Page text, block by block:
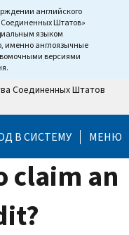
английского
Соединенных Штатов»
языком
именно англоязычные
версиями
Соединенных Штатов
В СИСТЕМУ МЕНЮ
claim an